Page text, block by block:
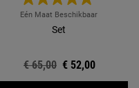
Eén Maat Beschikbaar
Set
Oude prijs
€ 65,00 Nieuwe prijs
€ 52,00